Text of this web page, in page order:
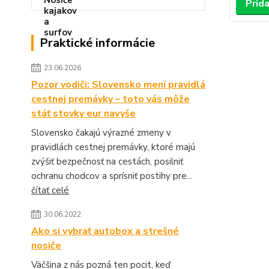
Praktické informácie
23.06.2026
Pozor vodiči: Slovensko mení pravidlá
cestnej premávky – toto vás môže
stáť stovky eur navyše
Slovensko čakajú výrazné zmeny v
pravidlách cestnej premávky, ktoré majú
zvýšiť bezpečnosť na cestách, posilniť
ochranu chodcov a sprísniť postihy pre...
čítať celé
30.06.2022
Ako si vybrať autobox a strešné
nosiče
Väčšina z nás pozná ten pocit, keď